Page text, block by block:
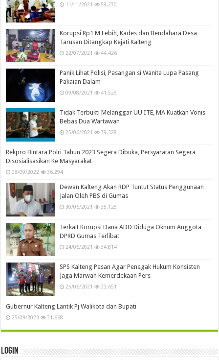
11/11/2021 58,270
Korupsi Rp1 M Lebih, Kades dan Bendahara Desa
Tarusan Ditangkap Kejati Kalteng
22/07/2021 44,426
Panik Lihat Polisi, Pasangan si Wanita Lupa Pasang
Pakaian Dalam
09/08/2021 41,529
Tidak Terbukti Melanggar UU ITE, MA Kuatkan Vonis
Bebas Dua Wartawan
25/06/2021 39,328
Rekpro Bintara Polri Tahun 2023 Segera Dibuka, Persyaratan Segera
Disosialisasikan Ke Masyarakat
08/09/2022 36,294
Dewan Kalteng Akan RDP Tuntut Status Penggunaan
Jalan Oleh PBS di Gumas
30/06/2021 35,125
Terkait Korupsi Dana ADD Diduga Oknum Anggota
DPRD Gumas Terlibat
24/06/2021 34,814
SPS Kalteng Pesan Agar Penegak Hukum Konsisten
Jaga Marwah Kemerdekaan Pers
25/06/2021 33,651
Gubernur Kalteng Lantik Pj Walikota dan Bupati
25/09/2023 31,668
Login